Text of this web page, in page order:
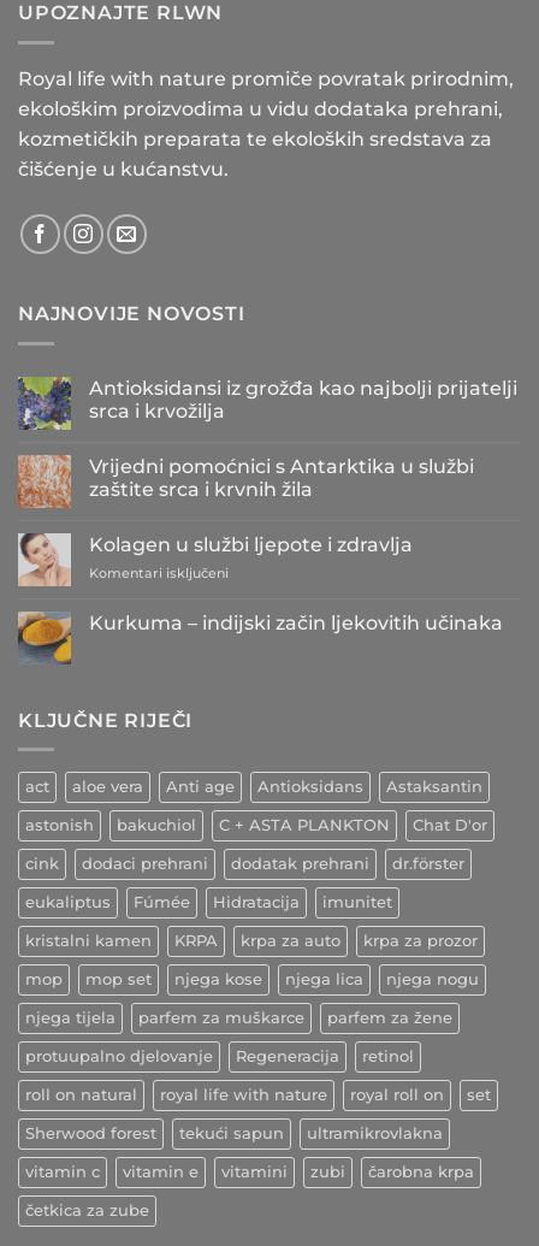
UPOZNAJTE RLWN
Royal life with nature promiče povratak prirodnim,
ekološkim proizvodima u vidu dodataka prehrani,
kozmetičkih preparata te ekoloških sredstava za
čišćenje u kućanstvu.
NAJNOVIJE NOVOSTI
Antioksidansi iz grožđa kao najbolji prijatelji
srca i krvožilja
na
Antioksidansi
iz
najbolji
prijatelji
srca
Vrijedni pomoćnici s Antarktika u službi
zaštite srca i krvnih žila
na
Vrijedni
pomoćnici
u
žila
Kolagen u službi ljepote i zdravlja
Komentari isključeni
u
službi
Kurkuma – indijski začin ljekovitih učinaka
indijski
učinaka
KLJUČNE RIJEČI
act aloe vera Anti age Antioksidans Astaksantin
astonish bakuchiol C + ASTA PLANKTON Chat D'or
cink dodaci prehrani dodatak prehrani dr.förster
eukaliptus Fúmée Hidratacija imunitet
kristalni kamen KRPA krpa za auto krpa za prozor
mop mop set njega kose njega lica njega nogu
njega tijela parfem za muškarce parfem za žene
protuupalno djelovanje Regeneracija retinol
roll on natural royal life with nature royal roll on set
Sherwood forest tekući sapun ultramikrovlakna
vitamin c vitamin e vitamini zubi čarobna krpa
četkica za zube